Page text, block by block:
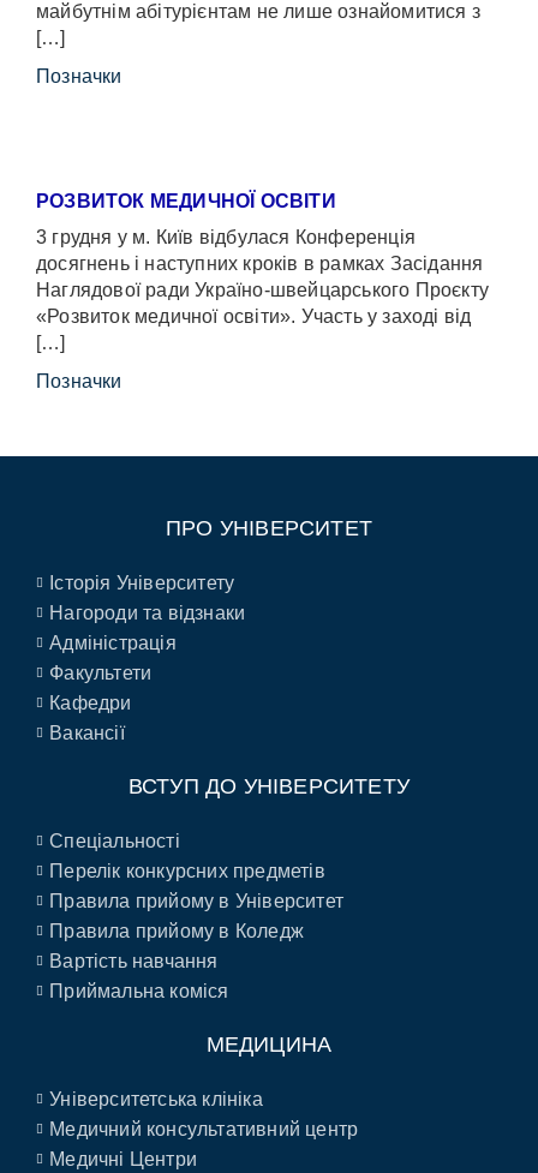
майбутнім абітурієнтам не лише ознайомитися з
[…]
Позначки
РОЗВИТОК МЕДИЧНОЇ ОСВІТИ
3 грудня у м. Київ відбулася Конференція
досягнень і наступних кроків в рамках Засідання
Наглядової ради Україно-швейцарського Проєкту
«Розвиток медичної освіти». Участь у заході від
[…]
Позначки
ПРО УНІВЕРСИТЕТ
Історія Університету
Нагороди та відзнаки
Адміністрація
Факультети
Кафедри
Вакансії
ВСТУП ДО УНІВЕРСИТЕТУ
Спеціальності
Перелік конкурсних предметів
Правила прийому в Університет
Правила прийому в Коледж
Вартість навчання
Приймальна коміся
МЕДИЦИНА
Університетська клініка
Медичний консультативний центр
Медичні Центри